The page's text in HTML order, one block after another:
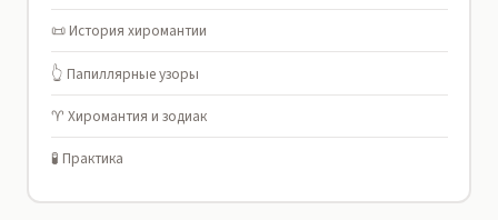
📜 История хиромантии
👆 Папиллярные узоры
♈ Хиромантия и зодиак
🧪 Практика